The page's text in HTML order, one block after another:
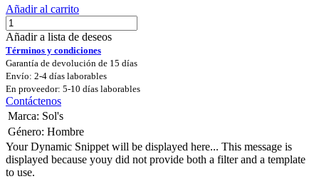
Añadir al carrito
Añadir a lista de deseos
Términos y condiciones
Garantía de devolución de 15 días
Envío: 2-4 días laborables
En proveedor: 5-10 días laborables
Contáctenos
Marca: Sol's
Género: Hombre
Your Dynamic Snippet will be displayed here... This message is
displayed because youy did not provide both a filter and a template
to use.